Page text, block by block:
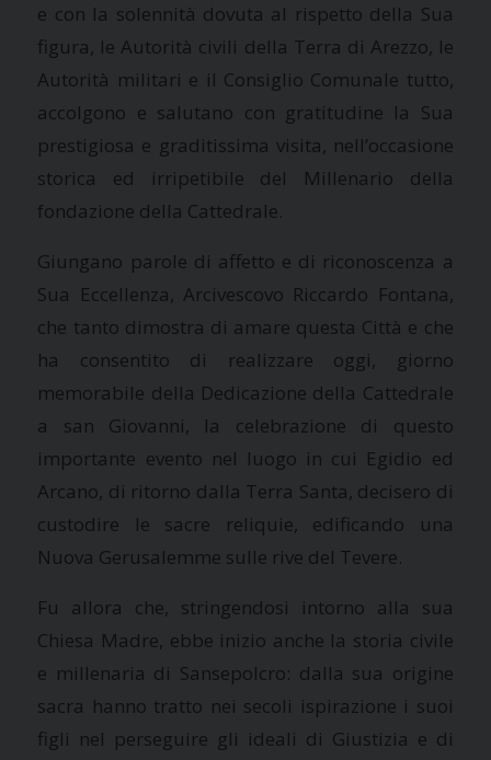
e con la solennità dovuta al rispetto della Sua
figura, le Autorità civili della Terra di Arezzo, le
Autorità militari e il Consiglio Comunale tutto,
accolgono e salutano con gratitudine la Sua
prestigiosa e graditissima visita, nell’occasione
storica ed irripetibile del Millenario della
fondazione della Cattedrale.
Giungano parole di affetto e di riconoscenza a
Sua Eccellenza, Arcivescovo Riccardo Fontana,
che tanto dimostra di amare questa Città e che
ha consentito di realizzare oggi, giorno
memorabile della Dedicazione della Cattedrale
a san Giovanni, la celebrazione di questo
importante evento nel luogo in cui Egidio ed
Arcano, di ritorno dalla Terra Santa, decisero di
custodire le sacre reliquie, edificando una
Nuova Gerusalemme sulle rive del Tevere.
Fu allora che, stringendosi intorno alla sua
Chiesa Madre, ebbe inizio anche la storia civile
e millenaria di Sansepolcro: dalla sua origine
sacra hanno tratto nei secoli ispirazione i suoi
figli nel perseguire gli ideali di Giustizia e di